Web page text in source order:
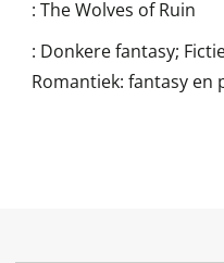
: The Wolves of Ruin
: Donkere fantasy;
Romantiek: fantasy en